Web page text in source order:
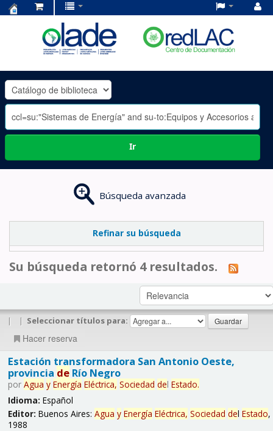
OLADE
-
Ir
Búsqueda avanzada
Refinar su búsqueda
Su búsqueda retornó 4 resultados.
| | Seleccionar títulos para:
Hacer reserva
Estación transformadora San Antonio Oeste,
provincia deRío Negro
por Agua y Energía Eléctrica, Sociedad del Estado.
Idioma: Español
Editor: Buenos Aires: Agua y Energía Eléctrica, Sociedad del Estado,
1988